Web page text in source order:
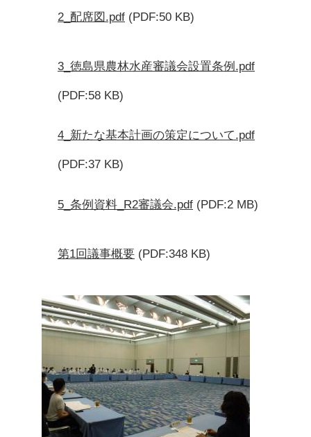
2_配席図.pdf (PDF:50 KB)
3_徳島県農林水産審議会設置条例.pdf
(PDF:58 KB)
4_新たな基本計画の策定について.pdf
(PDF:37 KB)
5_条例資料_R2審議会.pdf (PDF:2 MB)
第1回議事概要 (PDF:348 KB)